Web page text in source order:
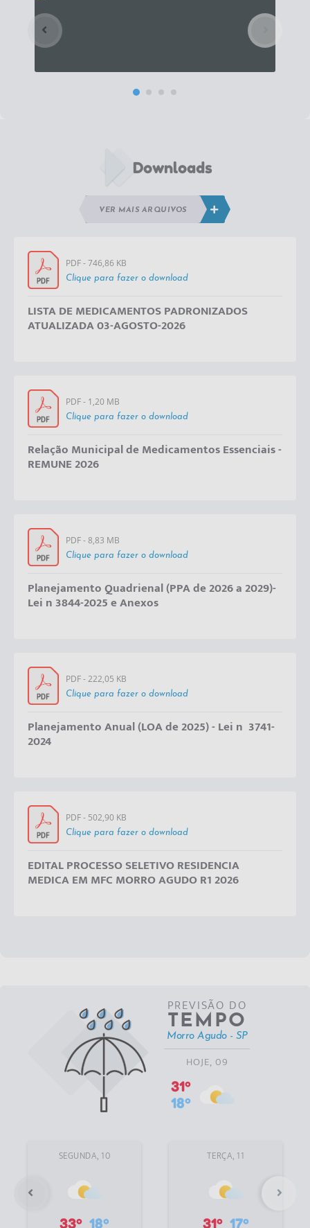
Downloads
VER MAIS ARQUIVOS
PDF - 746,86 KB
Clique para fazer o download
LISTA DE MEDICAMENTOS PADRONIZADOS
ATUALIZADA 03-AGOSTO-2026
PDF - 1,20 MB
Clique para fazer o download
Relação Municipal de Medicamentos Essenciais -
REMUNE 2026
PDF - 8,83 MB
Clique para fazer o download
Planejamento Quadrienal (PPA de 2026 a 2029)-
Lei n 3844-2025 e Anexos
PDF - 222,05 KB
Clique para fazer o download
Planejamento Anual (LOA de 2025) - Lei nº 3741-
2024
PDF - 502,90 KB
Clique para fazer o download
EDITAL PROCESSO SELETIVO RESIDENCIA
MEDICA EM MFC MORRO AGUDO R1 2026
PREVISÃO DO
TEMPO
Morro Agudo - SP
HOJE, 09
31º
18º
SEGUNDA, 10
33º 18º
TERÇA, 11
31º 17º